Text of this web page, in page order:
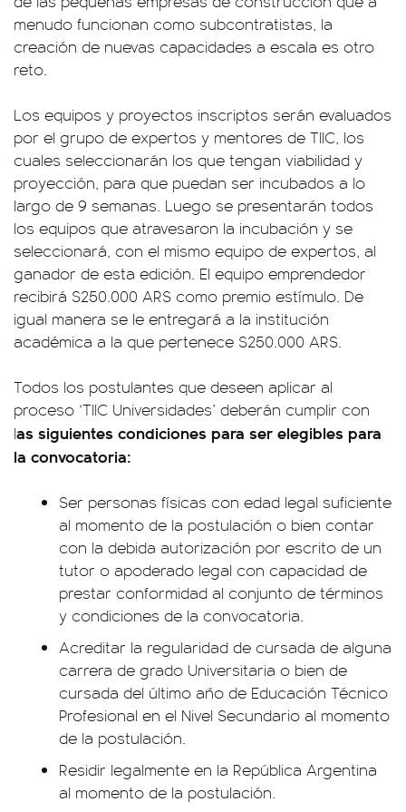
menudo funcionan como subcontratistas, la
creación de nuevas capacidades a escala es otro
reto.
Los equipos y proyectos inscriptos serán evaluados
por el grupo de expertos y mentores de TIIC, los
cuales seleccionarán los que tengan viabilidad y
proyección, para que puedan ser incubados a lo
largo de 9 semanas. Luego se presentarán todos
los equipos que atravesaron la incubación y se
seleccionará, con el mismo equipo de expertos, al
ganador de esta edición. El equipo emprendedor
recibirá $250.000 ARS como premio estímulo. De
igual manera se le entregará a la institución
académica a la que pertenece $250.000 ARS.
Todos los postulantes que deseen aplicar al
proceso ‘TIIC Universidades’ deberán cumplir con
las siguientes condiciones para ser elegibles para
la convocatoria:
Ser personas físicas con edad legal suficiente
al momento de la postulación o bien contar
con la debida autorización por escrito de un
tutor o apoderado legal con capacidad de
prestar conformidad al conjunto de términos
y condiciones de la convocatoria.
Acreditar la regularidad de cursada de alguna
carrera de grado Universitaria o bien de
cursada del último año de Educación Técnico
Profesional en el Nivel Secundario al momento
de la postulación.
Residir legalmente en la República Argentina
al momento de la postulación.